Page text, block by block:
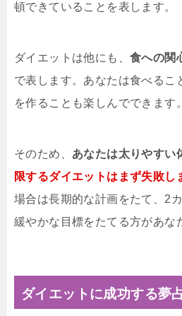
頓できていることを表します。
ダイエットは他にも、 食への関
で表します。あなたは食べるこ
を作ることも楽しんでできます。
そのため、 あなたは太りやすい
限するダイエットはまず失敗し
場合は長期的な計画をたて、2
緩やかな目標をたてる方があな
ダイエットに成功する夢